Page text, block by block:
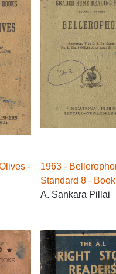
-
1963 -
Standard 8 -
A. Sankara Pillai